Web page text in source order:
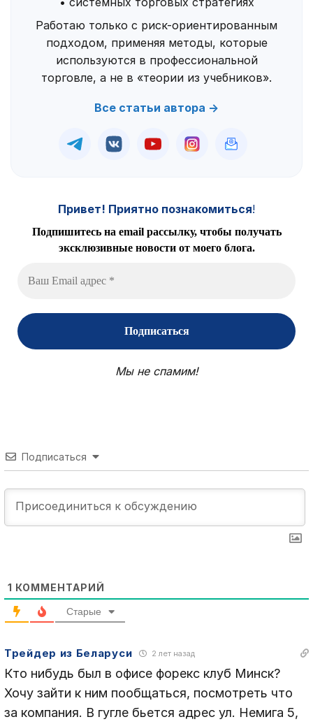
Работаю только с риск-ориентированным
подходом, применяя методы, которые
используются в профессиональной
торговле, а не в «теории из учебников».
Все статьи автора →
Привет! Приятно познакомиться!
Подпишитесь на email рассылку, чтобы получать
эксклюзивные новости от моего блога.
Мы не спамим!
Подписаться
1 КОММЕНТАРИЙ
Старые
Трейдер из Беларуси 2 лет назад
Кто нибудь был в офисе форекс клуб Минск?
Хочу зайти к ним пообщаться, посмотреть что
за компания. В гугле бьется адрес ул. Немига 5,